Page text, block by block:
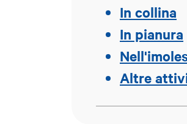
In collina
In pianura
Altre